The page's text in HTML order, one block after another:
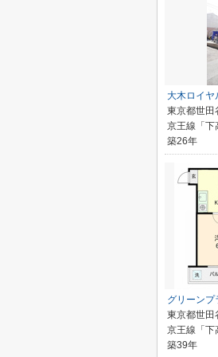
大木ロイヤ
東京都世田
京王線「下
築26年
グリーンプ
東京都世田
京王線「下
築39年